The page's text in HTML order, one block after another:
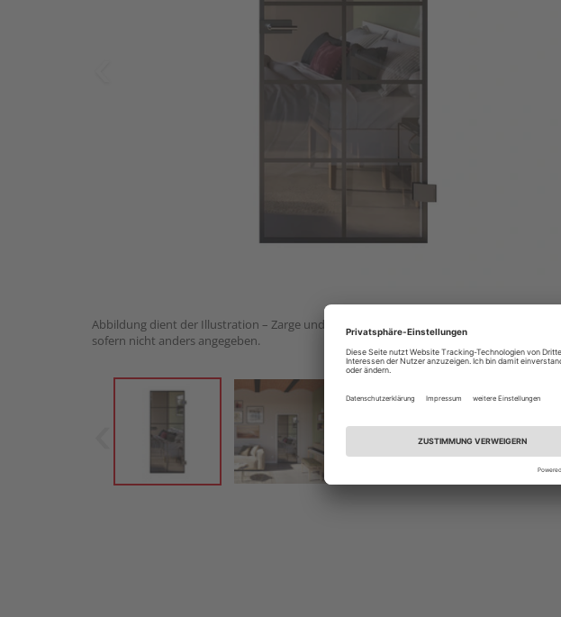
Abbildung dient der Illustration – Zarge und Beschlagset nicht im Lieferumfang enthalten,
sofern nicht anders angegeben.